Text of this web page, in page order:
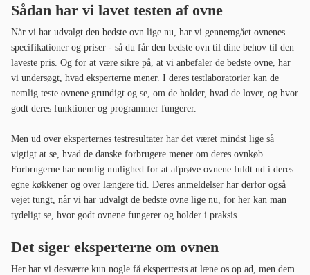
Sådan har vi lavet testen af ovne
Når vi har udvalgt den bedste ovn lige nu, har vi gennemgået ovnenes
specifikationer og priser - så du får den bedste ovn til dine behov til den
laveste pris. Og for at være sikre på, at vi anbefaler de bedste ovne, har
vi undersøgt, hvad eksperterne mener. I deres testlaboratorier kan de
nemlig teste ovnene grundigt og se, om de holder, hvad de lover, og hvor
godt deres funktioner og programmer fungerer.
Men ud over eksperternes testresultater har det været mindst lige så
vigtigt at se, hvad de danske forbrugere mener om deres ovnkøb.
Forbrugerne har nemlig mulighed for at afprøve ovnene fuldt ud i deres
egne køkkener og over længere tid. Deres anmeldelser har derfor også
vejet tungt, når vi har udvalgt de bedste ovne lige nu, for her kan man
tydeligt se, hvor godt ovnene fungerer og holder i praksis.
Det siger eksperterne om ovnen
Her har vi desværre kun nogle få eksperttests at læne os op ad, men dem